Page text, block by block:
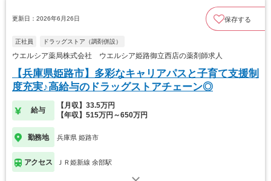
更新日：2026年6月26日 保存する
正社員 ドラッグストア（調剤併設）
ウエルシア薬局株式会社 ウエルシア姫路御立西店の薬剤師求人
【兵庫県姫路市】多彩なキャリアパスと子育て支援制
度充実♪高給与のドラッグストアチェーン◎
給与
【月収】33.5万円
【年収】515万円～650万円
勤務地 兵庫県 姫路市
アクセス ＪＲ姫新線 余部駅